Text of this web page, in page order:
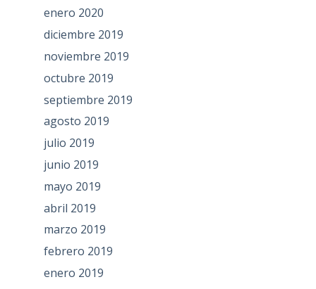
enero 2020
diciembre 2019
noviembre 2019
octubre 2019
septiembre 2019
agosto 2019
julio 2019
junio 2019
mayo 2019
abril 2019
marzo 2019
febrero 2019
enero 2019